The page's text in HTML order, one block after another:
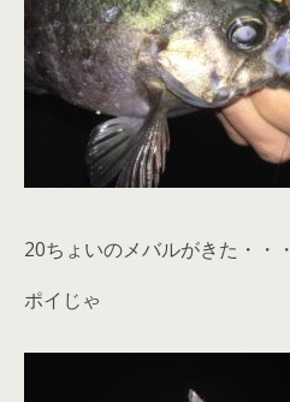
20ちょいのメバルがきた・・・
ポイじゃ